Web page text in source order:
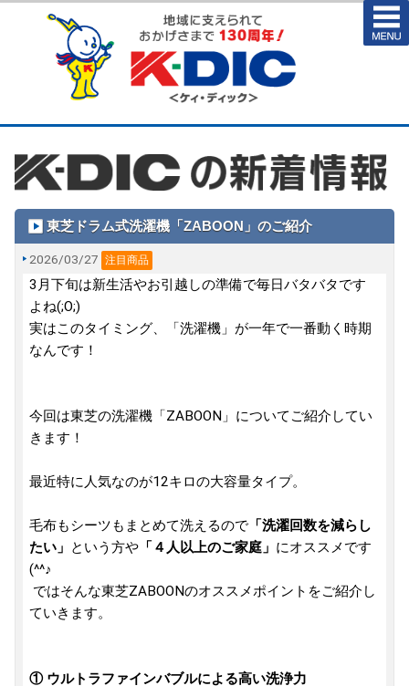
東芝ドラム式洗濯機「ZABOON」のご紹介
2026/03/27 注目商品
3月下旬は新生活やお引越しの準備で毎日バタバタです
よね(;O;)
実はこのタイミング、「洗濯機」が一年で一番動く時期
なんです！
今回は東芝の洗濯機「ZABOON」についてご紹介してい
きます！
最近特に人気なのが12キロの大容量タイプ。
毛布もシーツもまとめて洗えるので 「洗濯回数を減らし
たい」 という方や 「４人以上のご家庭」 にオススメです
(^^♪
ではそんな東芝ZABOONのオススメポイントをご紹介し
ていきます。
① ウルトラファインバブルによる高い洗浄力